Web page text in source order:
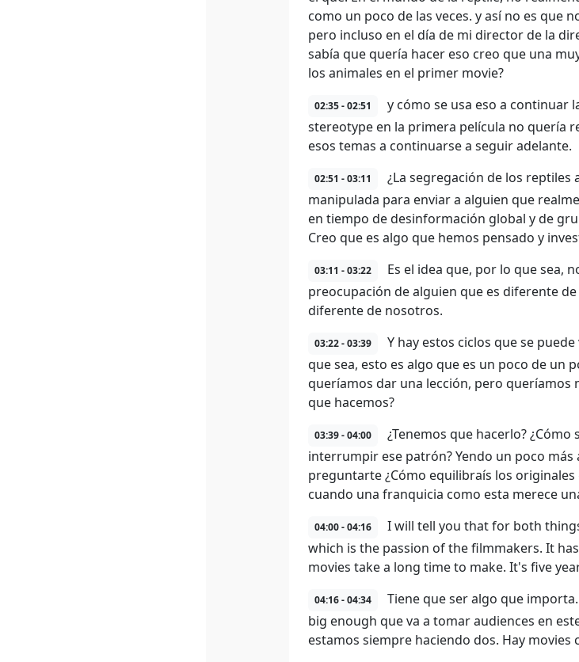
como un poco de las veces. y así no es que
pero incluso en el día de mi director de la
sabía que quería hacer eso creo que una
los animales en el primer movie?
02:35 - 02:51
y cómo se usa eso a continuar
stereotype en la primera película no quería
esos temas a continuarse a seguir adelante.
02:51 - 03:11
¿La segregación de los
manipulada para enviar a alguien que
en tiempo de desinformación global y de
Creo que es algo que hemos pensado y
03:11 - 03:22
Es el idea que, por lo que sea,
preocupación de alguien que es diferente
diferente de nosotros.
03:22 - 03:39
Y hay estos ciclos que se
que sea, esto es algo que es un poco de un
queríamos dar una lección, pero queríamos
que hacemos?
03:39 - 04:00
¿Tenemos que hacerlo?
interrumpir ese patrón? Yendo un poco
preguntarte ¿Cómo equilibraís los
cuando una franquicia como esta merece
04:00 - 04:16
I will tell you that for both
which is the passion of the filmmakers. It
movies take a long time to make. It's five
04:16 - 04:34
Tiene que ser algo que
big enough que va a tomar audiences en
estamos siempre haciendo dos. Hay